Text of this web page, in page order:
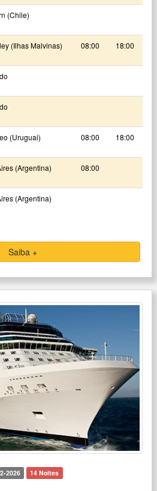
(Chile)
(Ilhas Malvinas) 08:00 18:00
(Uruguai) 08:00 18:00
(Argentina) 08:00
(Argentina)
Saiba +
2026 14 Noites